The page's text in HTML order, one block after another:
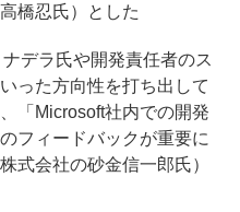
橋忍氏）とした
デラ氏や開発責任者のス
った方向性を打ち出して
「Microsoft社内での開発
フィードバックが重要に
式会社の砂金信一郎氏）